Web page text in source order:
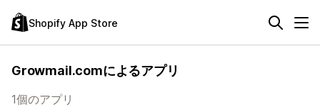
Shopify App Store
Growmail.comによるアプリ
1個のアプリ